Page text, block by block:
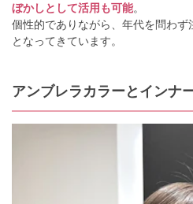
ぼかしとして活用も可能。
個性的でありながら、年代を問わ
となってきています。
アンブレラカラーとインナ